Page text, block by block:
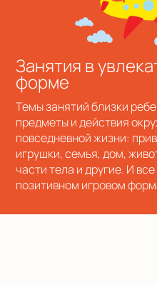
Занятия в
форме
Темы занятий близки
предметы и действия
повседневной жизни:
игрушки, семья, дом,
части тела и другие. И все
позитивном игровом